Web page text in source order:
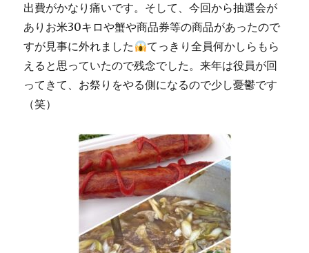
出費がかなり痛いです。そして、今回から抽選会が
ありお米30キロや蟹や商品券等の商品があったので
すが見事に外れました
てっきり全員何かしらもら
えると思っていたので残念でした。来年は役員が回
ってきて、お祭りをやる側になるので少し憂鬱です
（笑）